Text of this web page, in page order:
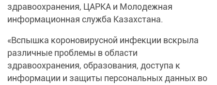
здравоохранения, ЦАРКА и Молодежная
информационная служба Казахстана.
«Вспышка короновирусной инфекции вскрыла
различные проблемы в области
здравоохранения, образования, доступа к
информации и защиты персональных данных во